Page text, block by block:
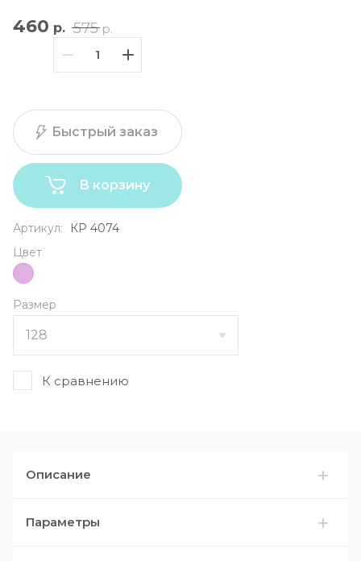
575 р.
460 р.
В корзину
Быстрый заказ
Артикул:
КР 4074
Цвет
Размер
К сравнению
Описание
Параметры